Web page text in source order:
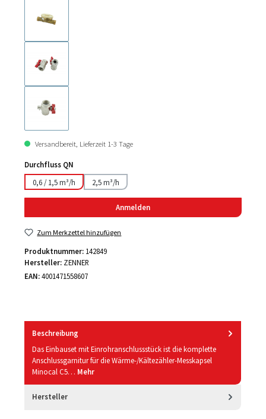
Versandbereit, Lieferzeit 1-3 Tage
Durchfluss QN
0,6 / 1,5 m³/h
2,5 m³/h
Anmelden
Zum Merkzettel hinzufügen
Produktnummer: 142849
Hersteller: ZENNER
EAN:4001471558607
Beschreibung
Das Einbauset mit Einrohranschlussstück ist die komplette
Anschlussgarnitur für die Wärme-/Kältezähler-Messkapsel
Minocal C5… Mehr
Hersteller